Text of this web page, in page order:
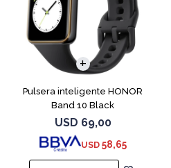
Pulsera inteligente HONOR
Band 10 Black
USD 69,00
USD 58,65